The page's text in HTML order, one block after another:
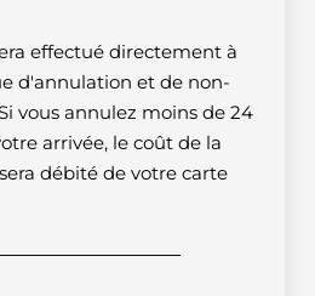
effectué directement à
d'annulation et de non-
vous annulez moins de 24
arrivée, le coût de la
débité de votre carte